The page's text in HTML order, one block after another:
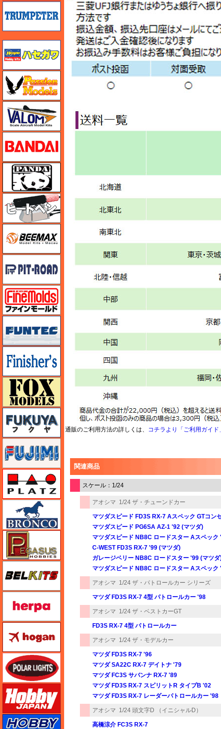
通販のご利用方法の詳しくは、 コチラより「ご利用ガイド
関連商品
スケール：1/24
アオシマ 1/24 ザ・チューンドカー
マツダスピード FD3S RX-7 Aスペック GTコン
マツダスピード PG6SA AZ-1 '92 (マツダ)
マツダスピード NB8C ロードスター Aスペック
C-WEST FD3S RX-7 '99 (マツダ)
ガレージベリー NB8C ロードスター '99 (マツダ
マツダスピード NB8C ロードスター Aスペック
アオシマ 1/24 ザ・パトロールカー シリーズ
マツダ FD3S RX-7 4型 パトロールカー '98
アオシマ 1/24 ザ・ベストカーGT
FD3S RX-7 4型 パトロールカー
アオシマ 1/24 ザ・モデルカー
マツダ FD3S RX-7 '96
マツダ SA22C RX-7 デイトナ '79
マツダ FC3S サバンナ RX-7 '89
マツダ FD3S RX-7 スピリットR タイプB '02
マツダ FD3S RX-7 レーダーパトロールカー '98
アオシマ 1/24 頭文字D （イニシャルD）
高橋涼介 FC3S RX-7
トランペッター
ハセガワ
ハセガワ
ヒートペン（十和田技研・ブレインファクトリー）
ファインモールド
funtec（ファンテック）
フィニッシャーズ
フォックスモデル（FOX MODELS）
ブロンコモデル（Bronco Models）
ペガサスホビー
ヘルパ（herpa）
ホーガンウイングス
ポーラライツ
ホビージャパン
ホビーベース